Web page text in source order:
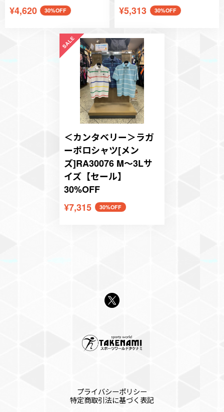
¥4,620
30%OFF
¥5,313
30%OFF
＜カンタベリー＞ラガ
ーポロシャツ[メン
ズ]RA30076 M～3Lサ
イズ【セール】
30%OFF
¥7,315
30%OFF
プライバシーポリシー
特定商取引法に基づく表記